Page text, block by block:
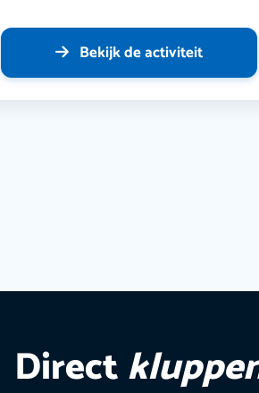
Bekijk de activiteit
Direct